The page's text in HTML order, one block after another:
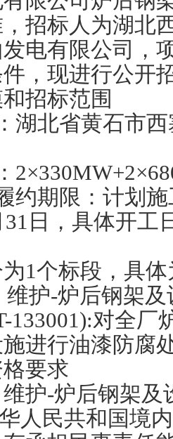
招标人为湖北
电有限公司，
，现进行公开
招标范围
湖北省黄石市
约期限：计划
31日，具体开工
1个标段，具体
维护-炉后钢架
133001):对全厂
进行油漆防腐
要求
维护-炉后钢架
人民共和国境